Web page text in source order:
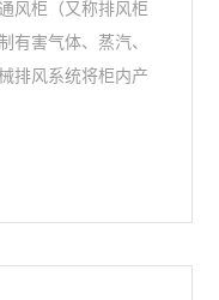
风柜（又称排风柜
有害气体、蒸汽、
排风系统将柜内产